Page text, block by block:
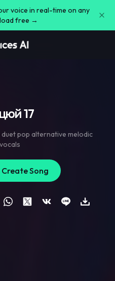
voice in real-time on any
free →
17
pop alternative melodic
Create Song